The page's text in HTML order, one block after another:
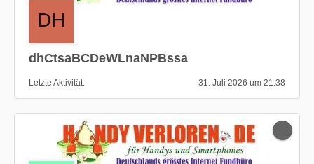
dhCtsaBCDeWLnaNPBssa
Letzte Aktivität 31. Juli 2026 um 21:38